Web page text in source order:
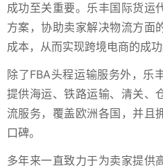
成功至关重要。乐丰国际货运
方案，协助卖家解决物流方面
成本，从而实现跨境电商的成功
除了FBA头程运输服务外，乐
提供海运、铁路运输、清关、
流服务，覆盖欧洲各国，并且
口碑。
多年来一直致力于为卖家提供